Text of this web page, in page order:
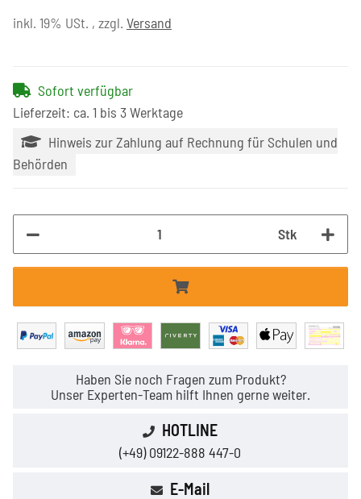
inkl. 19% USt. , zzgl. Versand
Sofort verfügbar
Lieferzeit: ca. 1 bis 3 Werktage
Hinweis zur Zahlung auf Rechnung für Schulen und
Behörden
Stk
Haben Sie noch Fragen zum Produkt?
Unser Experten-Team hilft Ihnen gerne weiter.
HOTLINE
(+49) 09122-888 447-0
E-Mail